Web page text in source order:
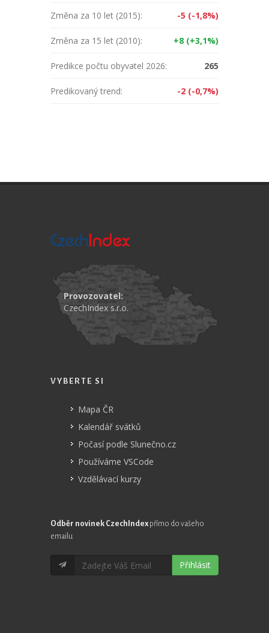
Změna za 10 let (2015): -5 (-1,8%)
Změna za 15 let (2010): +8 (+3,1%)
Predikce počtu obyvatel 2026: 265
Predikovaný trend: -2 (-0,7%)
Provozovatel:
CzechIndex s.r.o.
VYBERTE SI
Mapa ČR
Kalendář svátků
Počasí podle Slunečno.cz
Používáme VSCode
Vzdělávací kurzy
Odběr novinek CzechIndex přímo do vašeho
emailu
Přihlásit